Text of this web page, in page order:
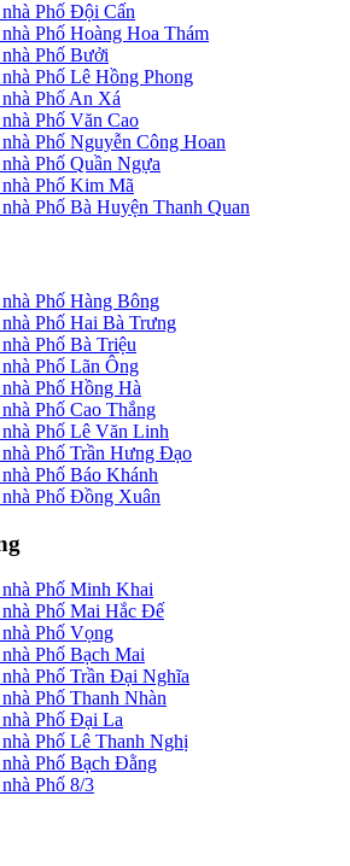
Phố Đội Cấn
Phố Hoàng Hoa Thám
Phố Bưởi
Phố Lê Hồng Phong
Phố An Xá
Phố Văn Cao
Phố Nguyễn Công Hoan
Phố Quần Ngựa
Phố Kim Mã
Phố Bà Huyện Thanh Quan
Phố Hàng Bông
Phố Hai Bà Trưng
Phố Bà Triệu
Phố Lãn Ông
Phố Hồng Hà
Phố Cao Thắng
Phố Lê Văn Linh
Phố Trần Hưng Đạo
Phố Báo Khánh
Phố Đồng Xuân
Phố Minh Khai
Phố Mai Hắc Đế
Phố Vọng
Phố Bạch Mai
Phố Trần Đại Nghĩa
Phố Thanh Nhàn
Phố Đại La
Phố Lê Thanh Nghị
Phố Bạch Đằng
Phố 8/3